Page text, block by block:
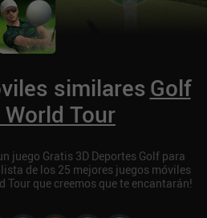
similaresGolf
Tour
juego Gratis 3D Deportes Golf para
de los 25 mejores juegos móviles
Tour que creemos que te encantarán!